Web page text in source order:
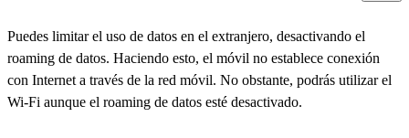
Puedes limitar el uso de datos en el extranjero, desactivando el
roaming de datos. Haciendo esto, el móvil no establece conexión
con Internet a través de la red móvil. No obstante, podrás utilizar el
Wi-Fi aunque el roaming de datos esté desactivado.